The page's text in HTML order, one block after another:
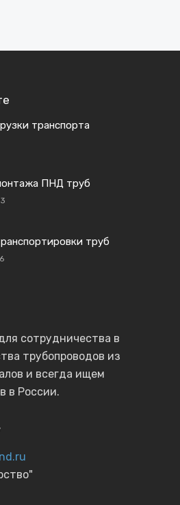
транспорта
ПНД труб
труб
сотрудничества в
трубопроводов из
и всегда ищем
в России.